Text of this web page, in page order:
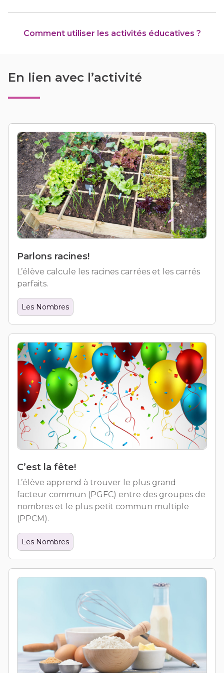
Comment utiliser les activités éducatives ?
En lien avec l’activité
Parlons racines!
L’élève calcule les racines carrées et les carrés
parfaits.
Les Nombres
C’est la fête!
L’élève apprend à trouver le plus grand
facteur commun (PGFC) entre des groupes de
nombres et le plus petit commun multiple
(PPCM).
Les Nombres